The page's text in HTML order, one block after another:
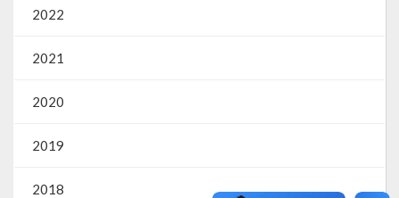
Carta de Serviços
Repasses e Transferências
2022
2021
2020
2019
2018